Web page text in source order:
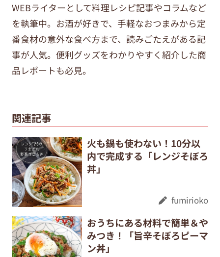
WEBライターとして料理レシピ記事やコラムなど
を執筆中。 お酒が好きで、手軽なおつまみから定
番食材の意外な食べ方まで、 読みごたえがある記
事が人気。便利グッズをわかりやすく紹介した商
品レポートも必見。
関連記事
火も鍋も使わない！10分以
内で完成する「レンジそぼろ
丼」
fumirioko
おうちにある材料で簡単＆や
みつき！「旨辛そぼろピーマ
ン丼」